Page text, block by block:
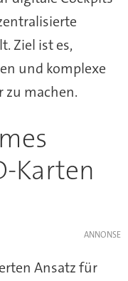
Ziel ist es,
und komplexe
zu machen.
Karten
Ansatz für